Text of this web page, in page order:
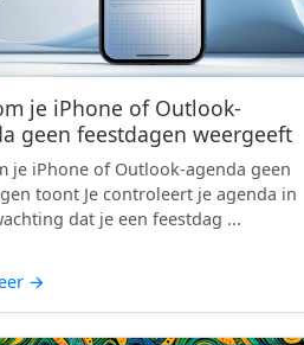
je iPhone of Outlook-
geen feestdagen weergeeft
je iPhone of Outlook-agenda geen
toont Je controleert je agenda in
dat je een feestdag ...
→